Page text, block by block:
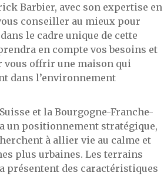
Barbier, avec son expertise en
conseiller au mieux pour
le cadre unique de cette
en compte vos besoins et
vous offrir une maison qui
dans l’environnement
et la Bourgogne-Franche-
un positionnement stratégique,
à allier vie au calme et
plus urbaines. Les terrains
présentent des caractéristiques